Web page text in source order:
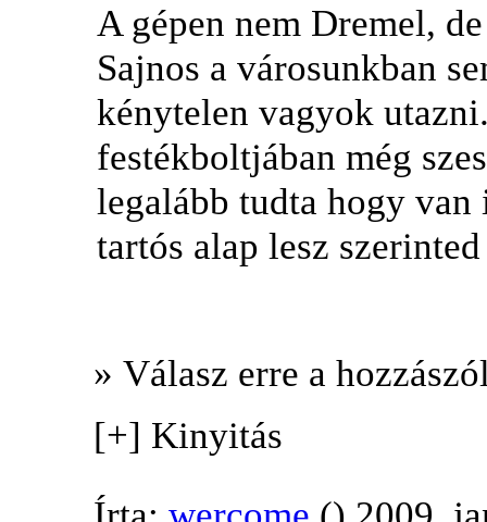
A gépen nem Dremel,
Sajnos a városunkban
kénytelen vagyok
festékboltjában még
legalább tudta hogy
tartós alap lesz
» Válasz erre a
[+] Kinyitás